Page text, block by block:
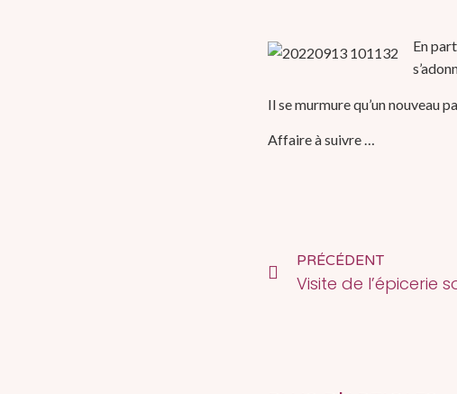
En
Il se murmure qu’un nouveau
Affaire à suivre …
PRÉCÉDENT
Visite de l’épicerie